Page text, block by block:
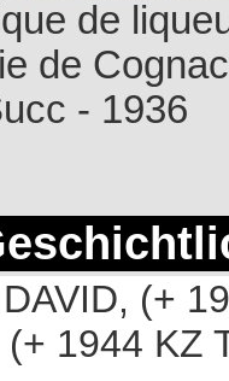
de
de
- 1936
(+
1944 KZ